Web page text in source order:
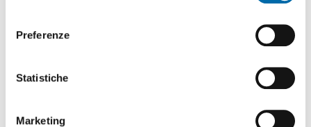
momento dalla Dichiarazione sui cookie o facendo clic
raccogliere informazioni sulla tua posizione
geografica, con un'approssimazione di qualche
Preferenze
Statistiche
Marketing